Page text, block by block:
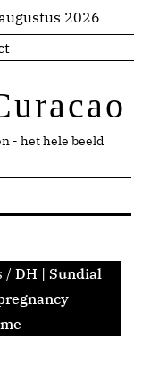
2026
- het hele beeld
/ DH | Sundial